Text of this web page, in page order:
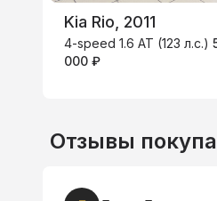
Kia Rio, 2011
4-speed 1.6 AT (123 л.с.)
000 ₽
Отзывы